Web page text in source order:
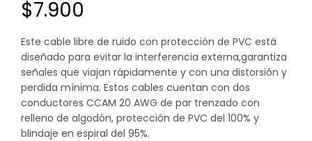
$7.900
Este cable libre de ruido con protección de PVC está
diseñado para evitar la interferencia externa,garantiza
señales que viajan rápidamente y con una distorsión y
perdida mínima. Estos cables cuentan con dos
conductores CCAM 20 AWG de par trenzado con
relleno de algodón, protección de PVC del 100% y
blindaje en espiral del 95%.